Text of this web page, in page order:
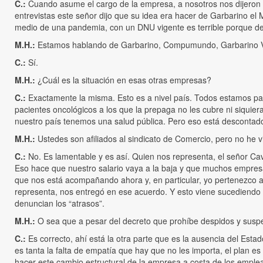
C.: Cuando asume el cargo de la empresa, a nosotros nos
entrevistas este señor dijo que su idea era hacer de Garbarino
medio de una pandemia, con un DNU vigente es terrible porque
M.H.: Estamos hablando de Garbarino, Compumundo,
C.: Sí.
M.H.: ¿Cuál es la situación en esas otras empresas?
C.: Exactamente la misma. Esto es a nivel país. Todos estamos
pacientes oncológicos a los que la prepaga no les cubre ni
nuestro país tenemos una salud pública. Pero eso está
M.H.: Ustedes son afiliados al sindicato de Comercio, pero no
C.: No. Es lamentable y es así. Quien nos representa, el señor
Eso hace que nuestro salario vaya a la baja y que muchos
que nos está acompañando ahora y, en particular, yo
representa, nos entregó en ese acuerdo. Y esto viene
denuncian los “atrasos”.
M.H.: O sea que a pesar del decreto que prohíbe despidos y
C.: Es correcto, ahí está la otra parte que es la ausencia del
es tanta la falta de empatía que hay que no les importa, el plan